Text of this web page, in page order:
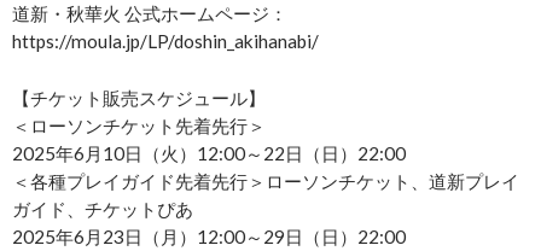
道新・秋華火 公式ホームページ：
https://moula.jp/LP/doshin_akihanabi/
【チケット販売スケジュール】
＜ローソンチケット先着先行＞
2025年6月10日（火）12:00～22日（日）22:00
＜各種プレイガイド先着先行＞ローソンチケット、道新プレイ
ガイド、チケットぴあ
2025年6月23日（月）12:00～29日（日）22:00